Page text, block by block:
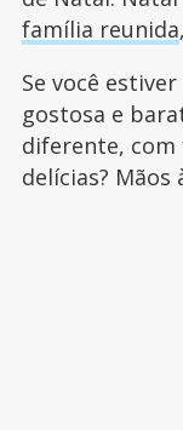
família reunida
Se você
gostosa e
diferente, com
delícias? Mãos